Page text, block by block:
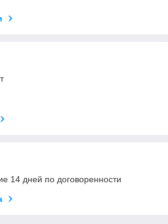
14 дней по договоренности